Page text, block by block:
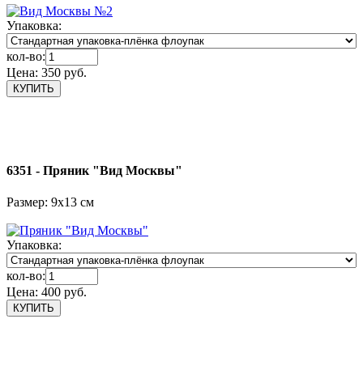
Упаковка:
кол-во:
Цена: 350 руб.
6351 - Пряник "Вид Москвы"
Размер: 9х13 см
Упаковка:
кол-во:
Цена: 400 руб.